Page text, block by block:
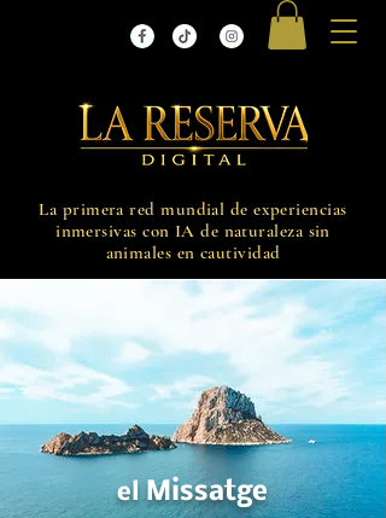
La primera red mundial de experiencias
inmersivas con IA de naturaleza sin
animales en cautividad
el Missatge